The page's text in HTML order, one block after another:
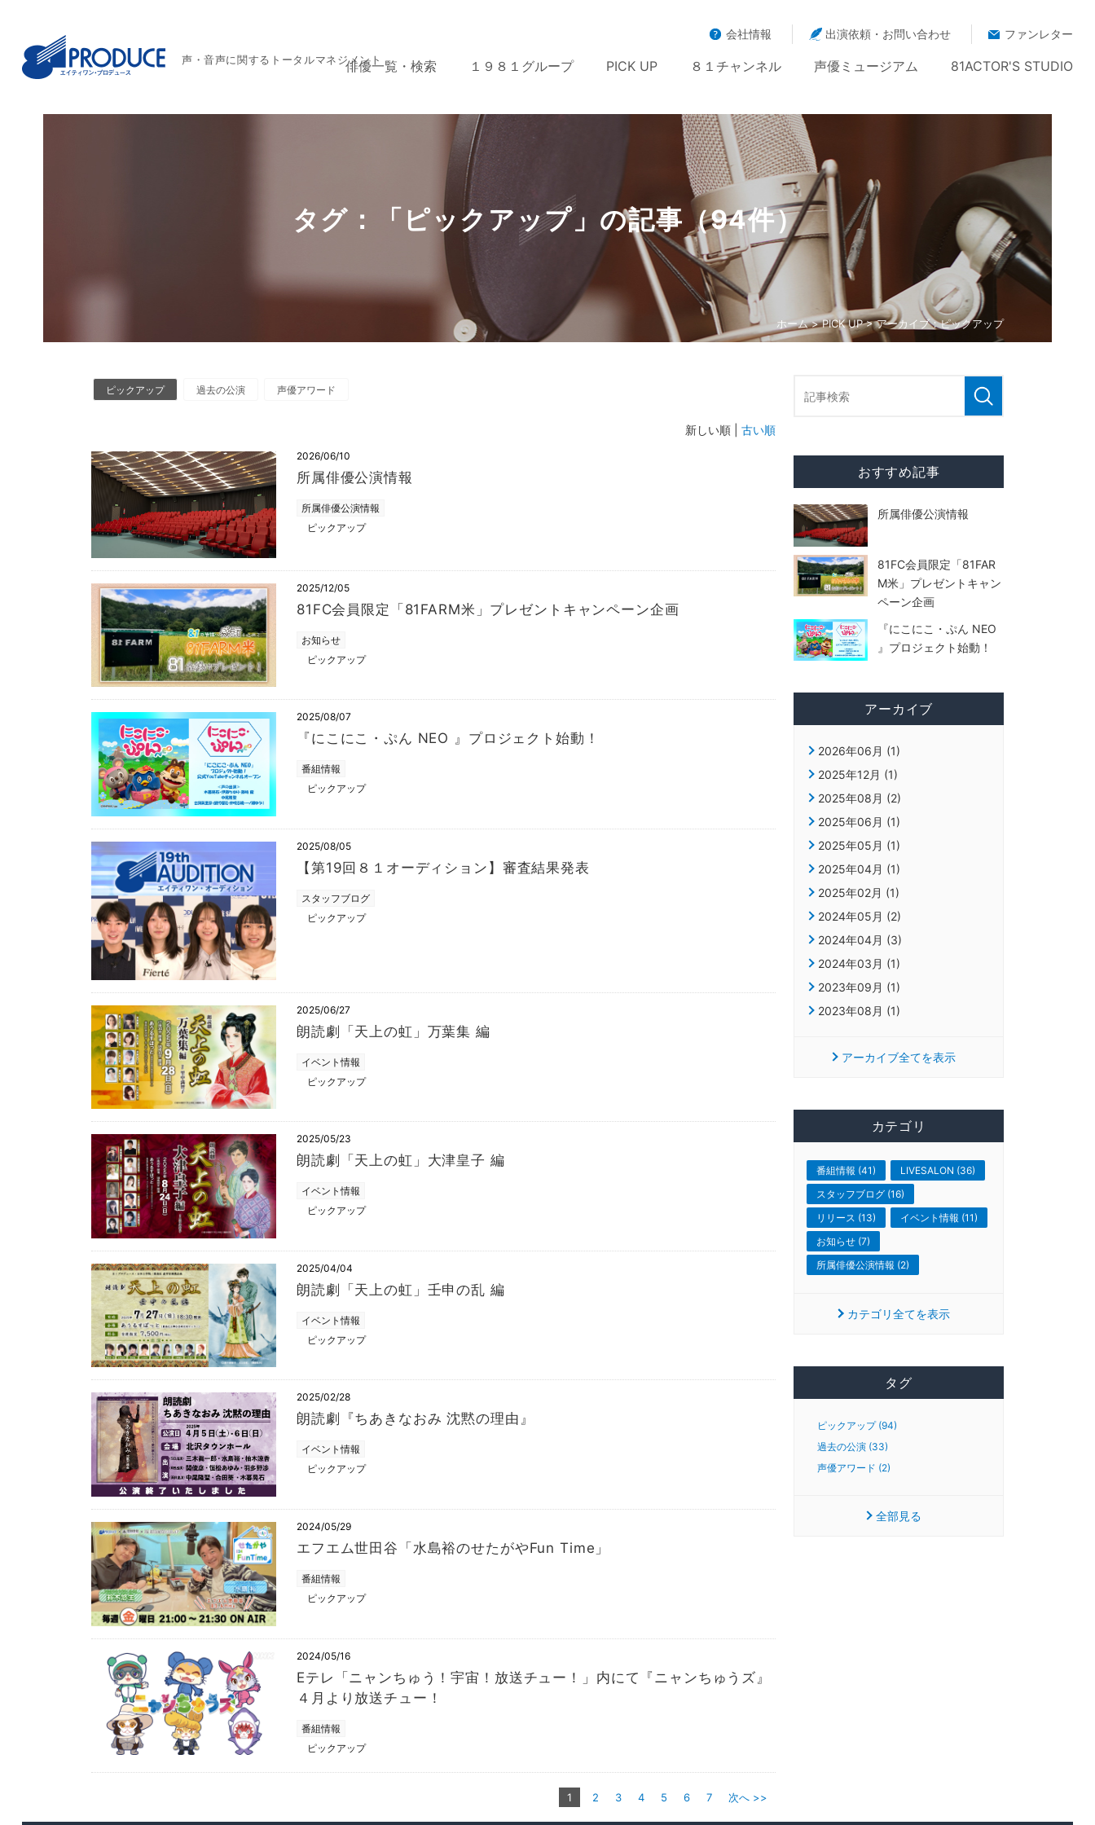
声・音声に関するトータルマネジメント
会社情報 出演依頼・お問い合わせ ファンレター
俳優一覧・検索 １９８１グループ PICK UP ８１チャンネル 声優ミュージアム 81ACTOR'S STUDIO
タグ：「ピックアップ」の記事（94件）
ホーム>PICK UP> アーカイブ：ピックアップ
ピックアップ 過去の公演 声優アワード
新しい順 | 古い順
2026/06/10
所属俳優公演情報
所属俳優公演情報
ピックアップ
2025/12/05
81FC会員限定「81FARM米」プレゼントキャンペーン企画
お知らせ
ピックアップ
2025/08/07
『にこにこ・ぷん NEO 』プロジェクト始動！
番組情報
ピックアップ
2025/08/05
【第19回８１オーディション】審査結果発表
スタッフブログ
ピックアップ
2025/06/27
朗読劇「天上の虹」万葉集 編
イベント情報
ピックアップ
2025/05/23
朗読劇「天上の虹」大津皇子 編
イベント情報
ピックアップ
2025/04/04
朗読劇「天上の虹」壬申の乱 編
イベント情報
ピックアップ
2025/02/28
朗読劇『ちあきなおみ 沈黙の理由』
イベント情報
ピックアップ
2024/05/29
エフエム世田谷「水島裕のせたがやFun Time」
番組情報
ピックアップ
2024/05/16
Eテレ「ニャンちゅう！宇宙！放送チュー！」内にて『ニャンちゅうズ』
４月より放送チュー！
番組情報
ピックアップ
1 2 3 4 5 6 7 次へ >>
おすすめ記事
所属俳優公演情報
81FC会員限定「81FAR
M米」プレゼントキャン
ペーン企画
『にこにこ・ぷん NEO
』プロジェクト始動！
アーカイブ
2026年06月 (1)
2025年12月 (1)
2025年08月 (2)
2025年06月 (1)
2025年05月 (1)
2025年04月 (1)
2025年02月 (1)
2024年05月 (2)
2024年04月 (3)
2024年03月 (1)
2023年09月 (1)
2023年08月 (1)
アーカイブ全てを表示
カテゴリ
番組情報 (41)
LIVESALON (36)
スタッフブログ (16)
リリース (13)
イベント情報 (11)
お知らせ (7)
所属俳優公演情報 (2)
カテゴリ全てを表示
タグ
ピックアップ (94)
過去の公演 (33)
声優アワード (2)
全部見る